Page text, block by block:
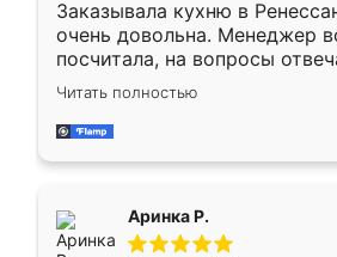
Заказывала кухню в
очень довольна. Менеджер
посчитала, на вопросы
Замерщик приехал в
делу со всей
за день, ребята работали
Читать полностью
Аринка Р.